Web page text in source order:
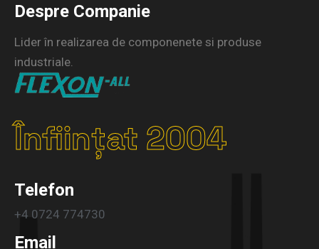
Despre Companie
Lider în realizarea de componenete si produse
industriale.
Înființat 2004
Telefon
+4 0724 774730
Email